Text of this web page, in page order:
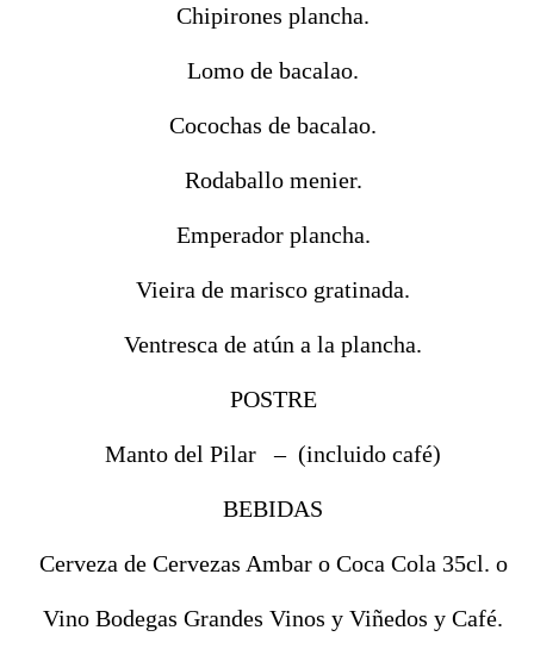
Chipirones plancha.
Lomo de bacalao.
Cocochas de bacalao.
Rodaballo menier.
Emperador plancha.
Vieira de marisco gratinada.
Ventresca de atún a la plancha.
POSTRE
Manto del Pilar – (incluido café)
BEBIDAS
Cerveza de Cervezas Ambar o Coca Cola 35cl. o
Vino Bodegas Grandes Vinos y Viñedos y Café.